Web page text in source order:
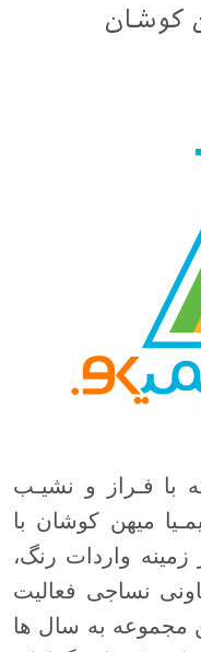
کوشان
با فـراز و نشیـب
میهن کوشان با
زمینه واردات رنگ،
نساجی فعالیت
مجموعه به سال ها